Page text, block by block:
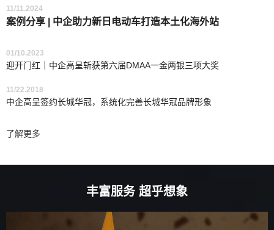
11/11.2024
案例分享 | 中企助力新日电动车打造本土化海外站
01/10.2023
迎开门红｜中企高呈斩获第六届DMAA一金两银三项大奖
11/22.2018
中企高呈签约长城华冠，系统化完善长城华冠品牌形象
了解更多
丰富服务 超乎想象